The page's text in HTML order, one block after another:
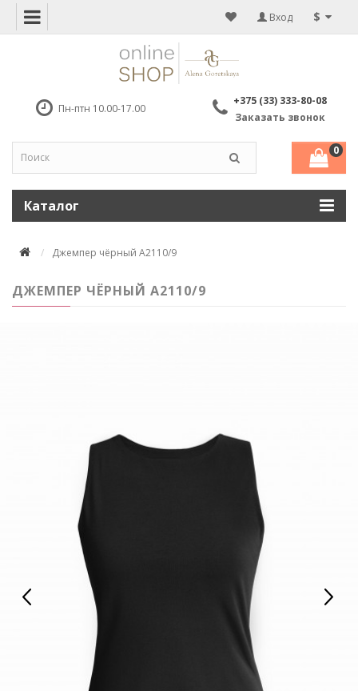
$
Вход
Пн-птн 10.00-17.00
+375 (33) 333-80-08
Заказать звонок
0
Каталог
Джемпер чёрный А2110/9
ДЖЕМПЕР ЧЁРНЫЙ А2110/9